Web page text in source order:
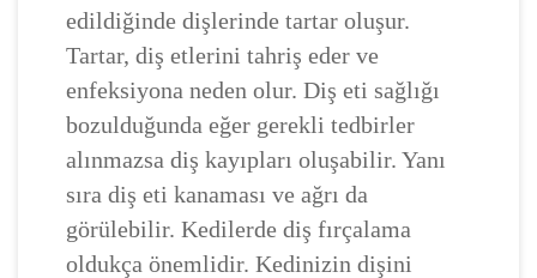
edildiğinde dişlerinde tartar oluşur.
Tartar, diş etlerini tahriş eder ve
enfeksiyona neden olur. Diş eti sağlığı
bozulduğunda eğer gerekli tedbirler
alınmazsa diş kayıpları oluşabilir. Yanı
sıra diş eti kanaması ve ağrı da
görülebilir. Kedilerde diş fırçalama
oldukça önemlidir. Kedinizin dişini